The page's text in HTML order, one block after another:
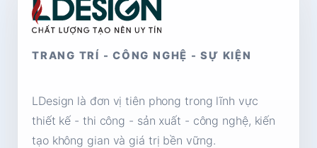
TRANG TRÍ - CÔNG NGHỆ - SỰ KIỆN
LDesign là đơn vị tiên phong trong lĩnh vực
thiết kế - thi công - sản xuất - công nghệ, kiến
tạo không gian và giá trị bền vững.